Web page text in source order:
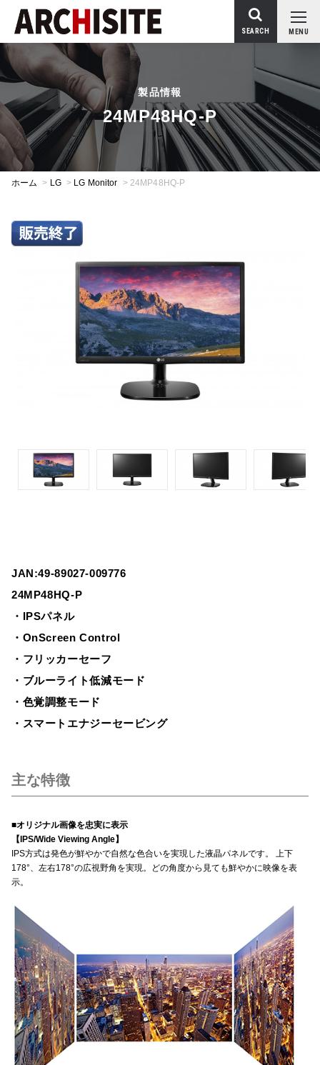
MENU
SEARCH
製品情報
24MP48HQ-P
ホーム > LG > LG Monitor > 24MP48HQ-P
JAN:49-89027-009776
24MP48HQ-P
・IPSパネル
・OnScreen Control
・フリッカーセーフ
・ブルーライト低減モード
・色覚調整モード
・スマートエナジーセービング
主な特徴
■オリジナル画像を忠実に表示
【IPS/Wide Viewing Angle】
IPS方式は発色が鮮やかで自然な色合いを実現した液晶パネルです。 上下
178°、左右178°の広視野角を実現。どの角度から見ても鮮やかに映像を表
示。